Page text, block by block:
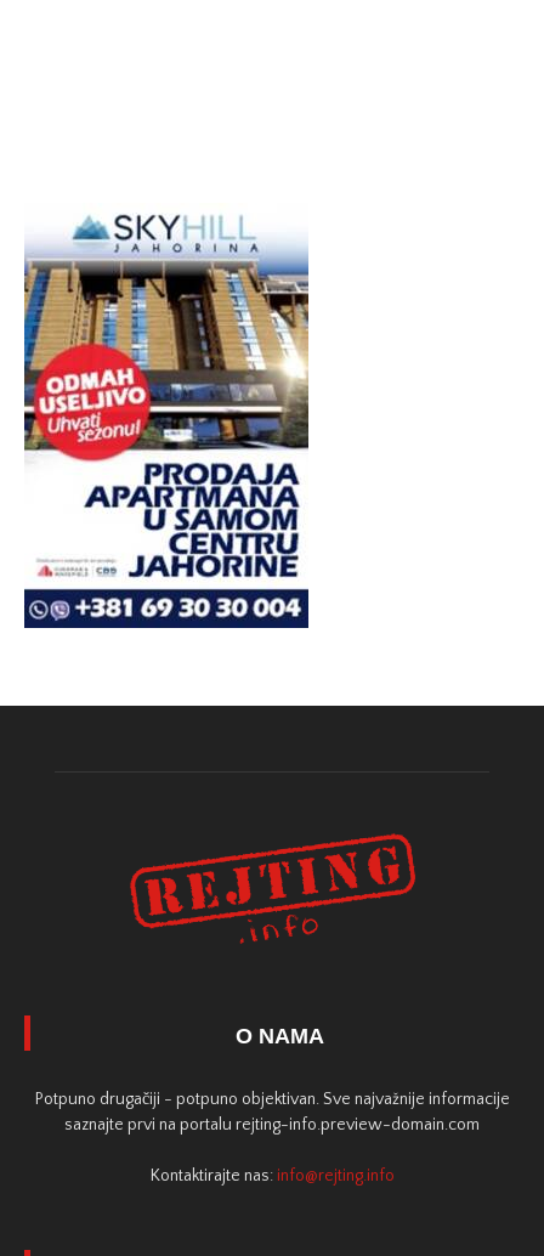
O NAMA
Potpuno drugačiji - potpuno objektivan. Sve najvažnije informacije
saznajte prvi na portalu rejting-info.preview-domain.com
Kontaktirajte nas: info@rejting.info